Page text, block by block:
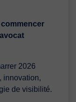
2026
innovation,
de visibilité.